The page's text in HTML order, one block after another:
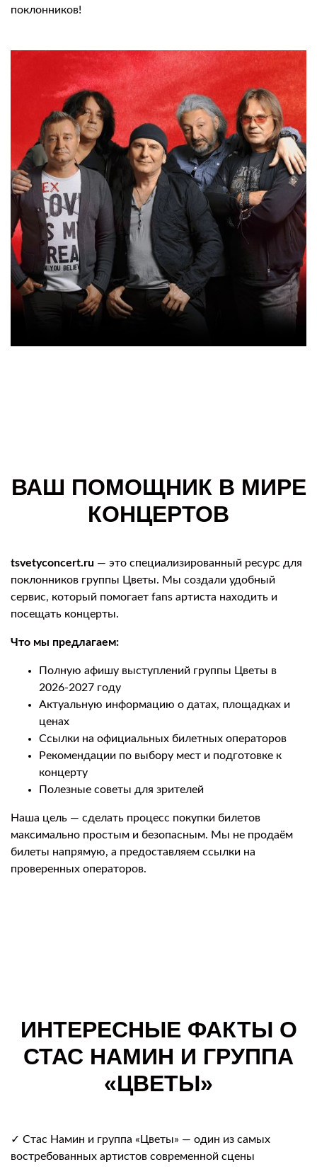
поклонников!
ВАШ ПОМОЩНИК В МИРЕ
КОНЦЕРТОВ
tsvetyconcert.ru — это специализированный ресурс для
поклонников группы Цветы. Мы создали удобный
сервис, который помогает fans артиста находить и
посещать концерты.
Что мы предлагаем:
Полную афишу выступлений группы Цветы в
2026-2027 году
Актуальную информацию о датах, площадках и
ценах
Ссылки на официальных билетных операторов
Рекомендации по выбору мест и подготовке к
концерту
Полезные советы для зрителей
Наша цель — сделать процесс покупки билетов
максимально простым и безопасным. Мы не продаём
билеты напрямую, а предоставляем ссылки на
проверенных операторов.
ИНТЕРЕСНЫЕ ФАКТЫ О
СТАС НАМИН И ГРУППА
«ЦВЕТЫ»
✓ Стас Намин и группа «Цветы» — один из самых
востребованных артистов современной сцены